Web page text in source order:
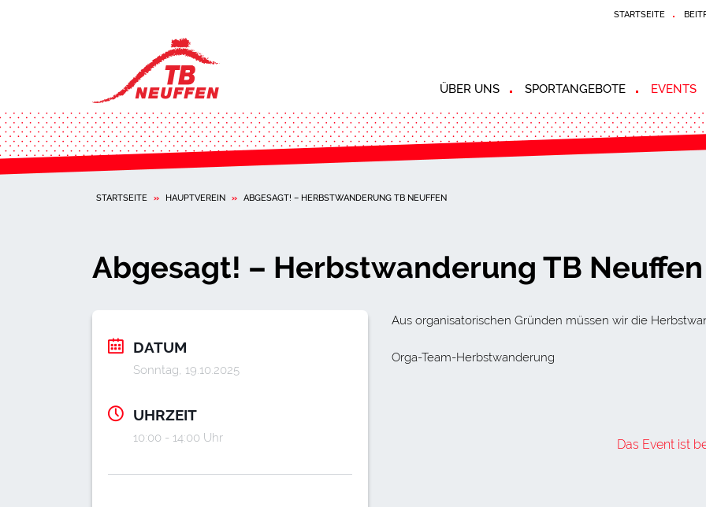
STARTSEITE
ÜBER UNS SPORTANGEBOTE EVENTS
STARTSEITE » HAUPTVEREIN » ABGESAGT! – HERBSTWANDERUNG TB NEUFFEN
Abgesagt! – Herbstwanderung TB Neuffen
DATUM
Sonntag, 19.10.2025
UHRZEIT
10:00 - 14:00 Uhr
Aus organisatorischen Gründen müssen wir die
Orga-Team-Herbstwanderung
Das Event ist